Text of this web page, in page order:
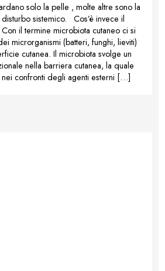
solo la pelle , molte altre sono la
sistemico. Cos’è invece il
il termine microbiota cutaneo ci si
microrganismi (batteri, funghi, lieviti)
cutanea. Il microbiota svolge un
nella barriera cutanea, la quale
confronti degli agenti esterni […]